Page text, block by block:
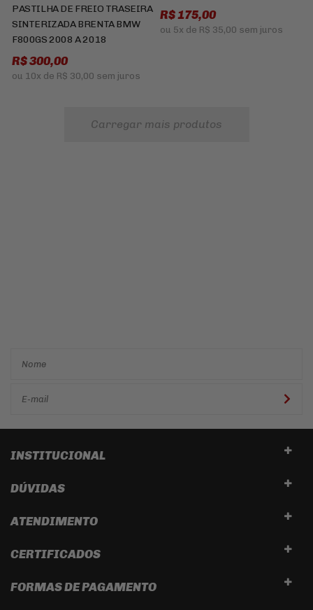
PASTILHA DE FREIO TRASEIRA
SINTERIZADA BRENTA BMW
F800GS 2008 A 2018
R$ 300,00
ou 10x de R$ 30,00 sem juros
R$ 175,00
ou 5x de R$ 35,00 sem juros
Carregar mais produtos
INSTITUCIONAL
DÚVIDAS
ATENDIMENTO
CERTIFICADOS
FORMAS DE PAGAMENTO